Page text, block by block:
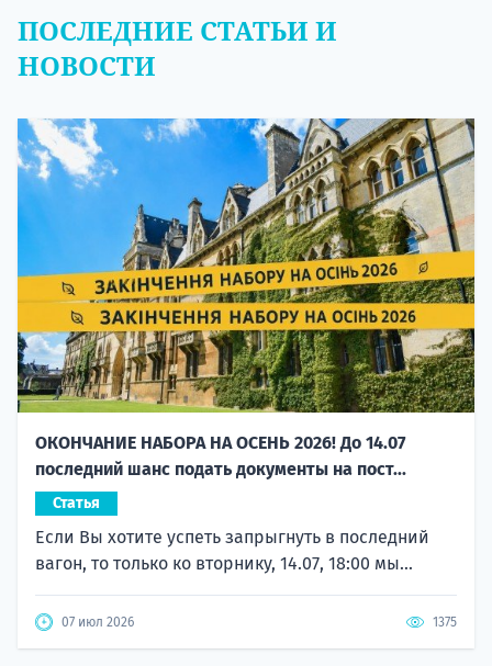
ПОСЛЕДНИЕ СТАТЬИ И
НОВОСТИ
ОКОНЧАНИЕ НАБОРА НА ОСЕНЬ 2026! До 14.07
последний шанс подать документы на пост...
Статья
Если Вы хотите успеть запрыгнуть в последний
вагон, то только ко вторнику, 14.07, 18:00 мы...
07 июл 2026 1375